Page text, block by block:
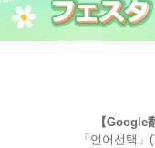
【Google
「언어선택